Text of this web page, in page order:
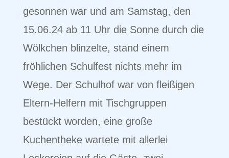
gesonnen war und am Samstag, den
15.06.24 ab 11 Uhr die Sonne durch die
Wölkchen blinzelte, stand einem
fröhlichen Schulfest nichts mehr im
Wege. Der Schulhof war von fleißigen
Eltern-Helfern mit Tischgruppen
bestückt worden, eine große
Kuchentheke wartete mit allerlei